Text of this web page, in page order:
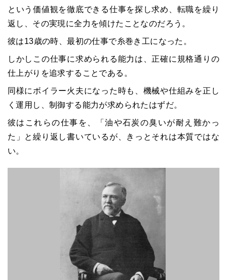
という価値観を徹底できる仕事を探し求め、転職を繰り
返し、その実現に全力を傾けたことなのだろう。
彼は13歳の時、最初の仕事で糸巻き工になった。
しかしこの仕事に求められる能力は、正確に規格通りの
仕上がりを追求することである。
同様にボイラー火夫になった時も、機械や仕組みを正し
く運用し、制御する能力が求められたはずだ。
彼はこれらの仕事を、「油や石炭の臭いが耐え難かっ
た」と繰り返し書いているが、きっとそれは本質ではな
い。